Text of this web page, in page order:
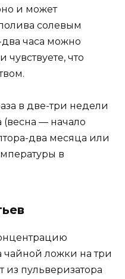
и может
солевым
два часа можно
чувствуете, что
в две-три недели
(весна — начало
два месяца или
в
ложки на три
пульверизатора